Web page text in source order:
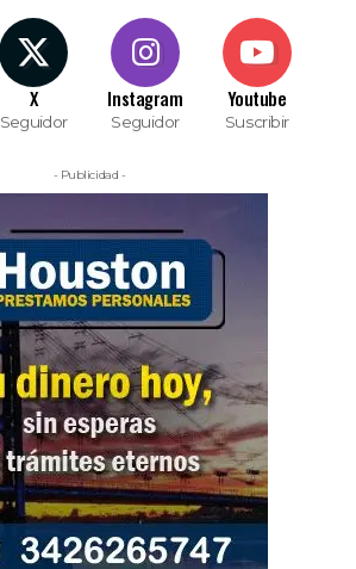
X
Seguidor
Instagram
Seguidor
Youtube
Suscribir
- Publicidad -